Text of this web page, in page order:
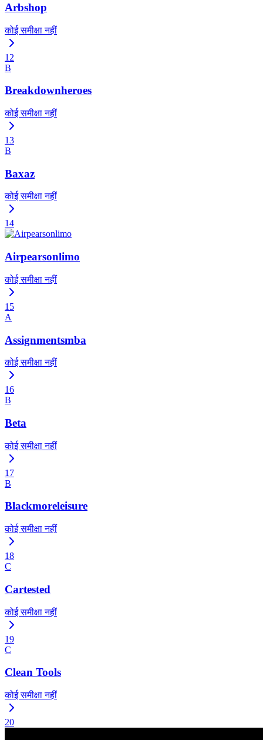
Arbshop
कोई समीक्षा नहीं
12
B
Breakdownheroes
कोई समीक्षा नहीं
13
B
Baxaz
कोई समीक्षा नहीं
14
Airpearsonlimo
कोई समीक्षा नहीं
15
A
Assignmentsmba
कोई समीक्षा नहीं
16
B
Beta
कोई समीक्षा नहीं
17
B
Blackmoreleisure
कोई समीक्षा नहीं
18
C
Cartested
कोई समीक्षा नहीं
19
C
Clean Tools
कोई समीक्षा नहीं
20